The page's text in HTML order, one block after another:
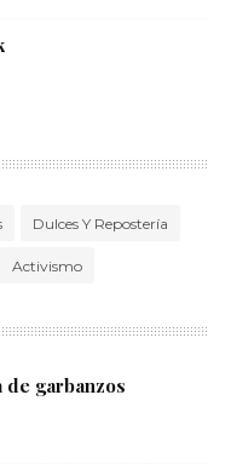
Dulces Y Repostería
Activismo
de garbanzos